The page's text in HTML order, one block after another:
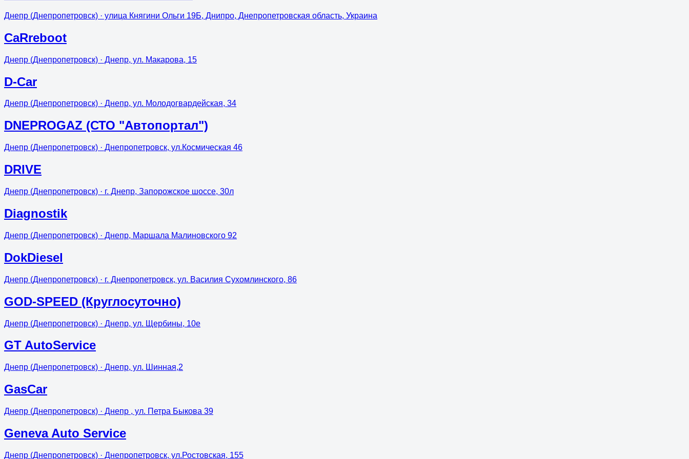
Днепр (Днепропетровск) · улица Княгини Ольги 19Б, Днипро, Днепропетровская область, Украина
CaRreboot
Днепр (Днепропетровск) · Днепр, ул. Макарова, 15
D-Car
Днепр (Днепропетровск) · Днепр, ул. Молодогвардейская, 34
DNEPROGAZ (СТО "Автопортал")
Днепр (Днепропетровск) · Днепропетровск, ул.Космическая 46
DRIVE
Днепр (Днепропетровск) · г. Днепр, Запорожское шоссе, 30л
Diagnostik
Днепр (Днепропетровск) · Днепр, Маршала Малиновского 92
DokDiesel
Днепр (Днепропетровск) · г. Днепропетровск, ул. Василия Сухомлинского, 86
GOD-SPEED (Круглосуточно)
Днепр (Днепропетровск) · Днепр, ул. Щербины, 10е
GT AutoService
Днепр (Днепропетровск) · Днепр, ул. Шинная,2
GasCar
Днепр (Днепропетровск) · Днепр , ул. Петра Быкова 39
Geneva Auto Service
Днепр (Днепропетровск) · Днепропетровск, ул.Ростовская, 155